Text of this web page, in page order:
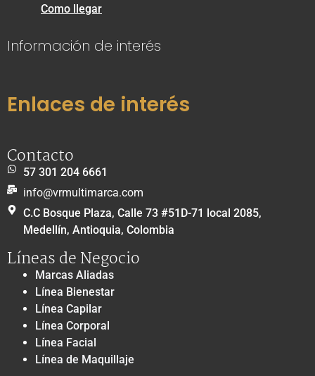
Como llegar
Información de interés
Enlaces de interés
Contacto
57 301 204 6661
info@vrmultimarca.com
C.C Bosque Plaza, Calle 73 #51D-71 local 2085,
Medellín, Antioquia, Colombia
Líneas de Negocio
Marcas Aliadas
Línea Bienestar
Línea Capilar
Línea Corporal
Línea Facial
Línea de Maquillaje